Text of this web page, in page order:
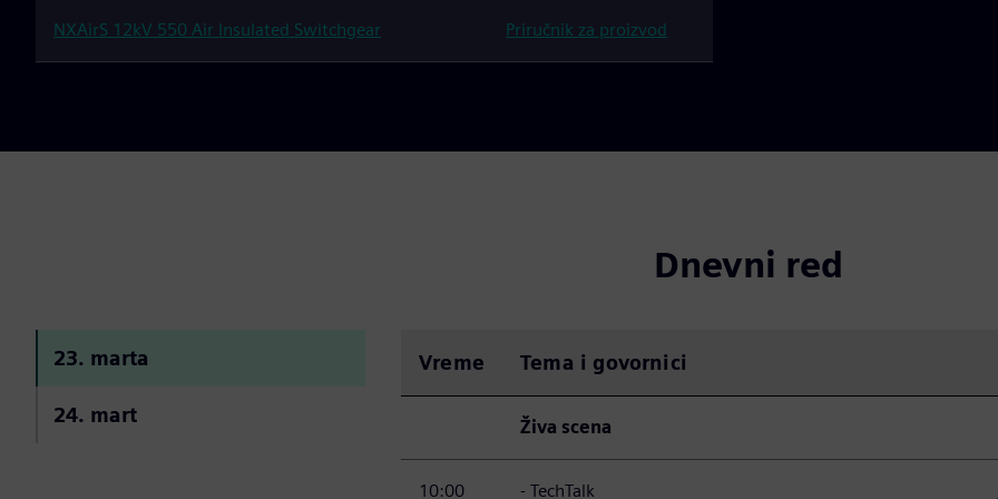
NXAirS 12kV 550 Air Insulated Switchgear Priručnik za proizvod
Dnevni red
23. marta
24. mart
Vreme Tema i govornici
Živa scena
10:00 - TechTalk